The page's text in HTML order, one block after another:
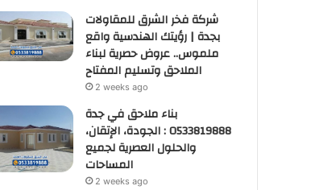
شركة فخر الشرق للمقاولات
بجدة | رؤيتك الهندسية واقع
ملموس.. عروض حصرية لبناء
الملاحق وتسليم المفتاح
2 weeks ago
بناء ملاحق في جدة
0533819888 : الجودة، الإتقان،
والحلول العصرية لجميع
المساحات
2 weeks ago